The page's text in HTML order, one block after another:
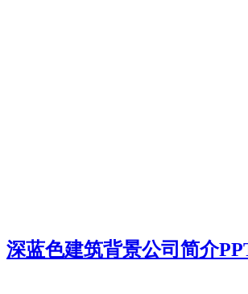
深蓝色建筑背景公司简介